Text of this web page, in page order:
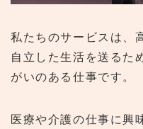
私たちのサービスは、
自立した生活を送るた
がいのある仕事です。
医療や介護の仕事に興